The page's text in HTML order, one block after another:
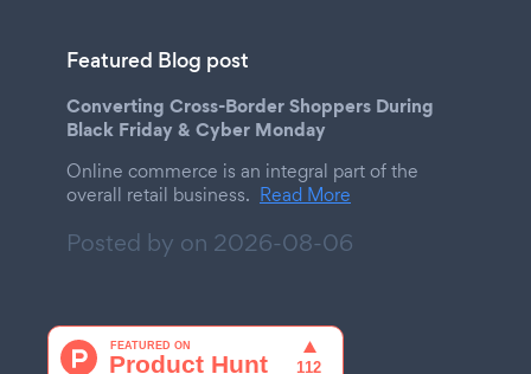
Featured Blog post
Converting Cross-Border Shoppers During
Black Friday & Cyber Monday
Online commerce is an integral part of the
overall retail business. Read More
Posted by on 2026-08-06